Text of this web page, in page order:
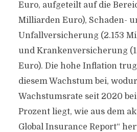
Euro, aufgeteilt auf die
Milliarden Euro), Schaden-
Unfallversicherung (2.153
und Krankenversicherung
Euro). Die hohe Inflation
diesem Wachstum bei,
Wachstumsrate seit 2020
Prozent liegt, wie aus dem
Global Insurance Report“